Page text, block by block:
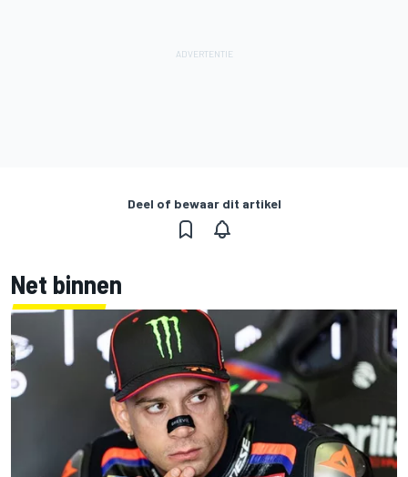
Deel of bewaar dit artikel
Net binnen